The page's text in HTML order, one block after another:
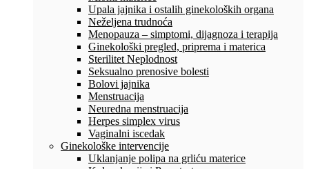
Upala jajnika i ostalih ginekoloških organa
Neželjena trudnoća
Menopauza – simptomi, dijagnoza i terapija
Ginekološki pregled, priprema i materica
Sterilitet Neplodnost
Seksualno prenosive bolesti
Bolovi jajnika
Menstruacija
Neuredna menstruacija
Herpes simplex virus
Vaginalni iscedak
Ginekološke intervencije
Uklanjanje polipa na grliću materice